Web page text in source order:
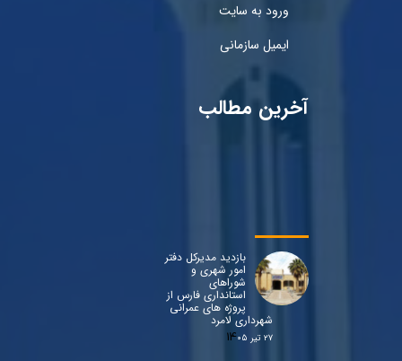
ورود به سایت
ایمیل سازمانی
آخرین مطالب
بازدید مدیرکل دفتر
امور شهری و
شوراهای
استانداری فارس از
پروژه های عمرانی
شهرداری لامرد
۲۷ تیر ۰۵